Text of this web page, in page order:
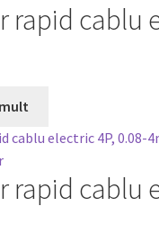
rapid cablu
rapid cablu